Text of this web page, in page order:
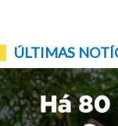
ÚLTIMAS